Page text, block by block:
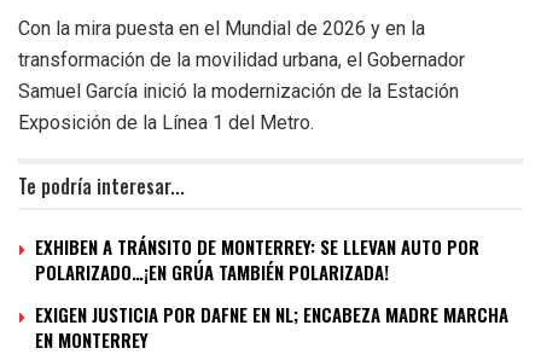
Con la mira puesta en el Mundial de 2026 y en la
transformación de la movilidad urbana, el Gobernador
Samuel García inició la modernización de la Estación
Exposición de la Línea 1 del Metro.
Te podría interesar...
EXHIBEN A TRÁNSITO DE MONTERREY: SE LLEVAN AUTO POR
POLARIZADO…¡EN GRÚA TAMBIÉN POLARIZADA!
EXIGEN JUSTICIA POR DAFNE EN NL; ENCABEZA MADRE MARCHA
EN MONTERREY